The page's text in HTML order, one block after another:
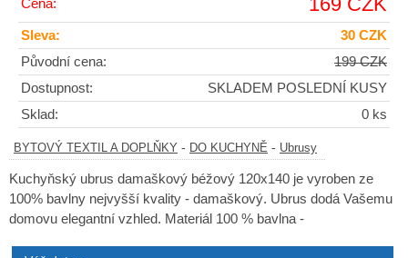
Cena:
Sleva:
30 CZK
Původní cena:
199 CZK
Dostupnost:
SKLADEM POSLEDNÍ KUSY
Sklad:
0 ks
BYTOVÝ TEXTIL A DOPLŇKY - DO KUCHYNĚ - Ubrusy
Kuchyňský ubrus damaškový béžový 120x140 je vyroben ze
100% bavlny nejvyšší kvality - damaškový. Ubrus dodá Vašemu
domovu elegantní vzhled. Materiál 100 % bavlna -